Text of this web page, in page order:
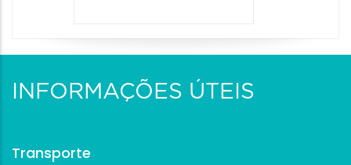
INFORMAÇÕES ÚTEIS
Transporte